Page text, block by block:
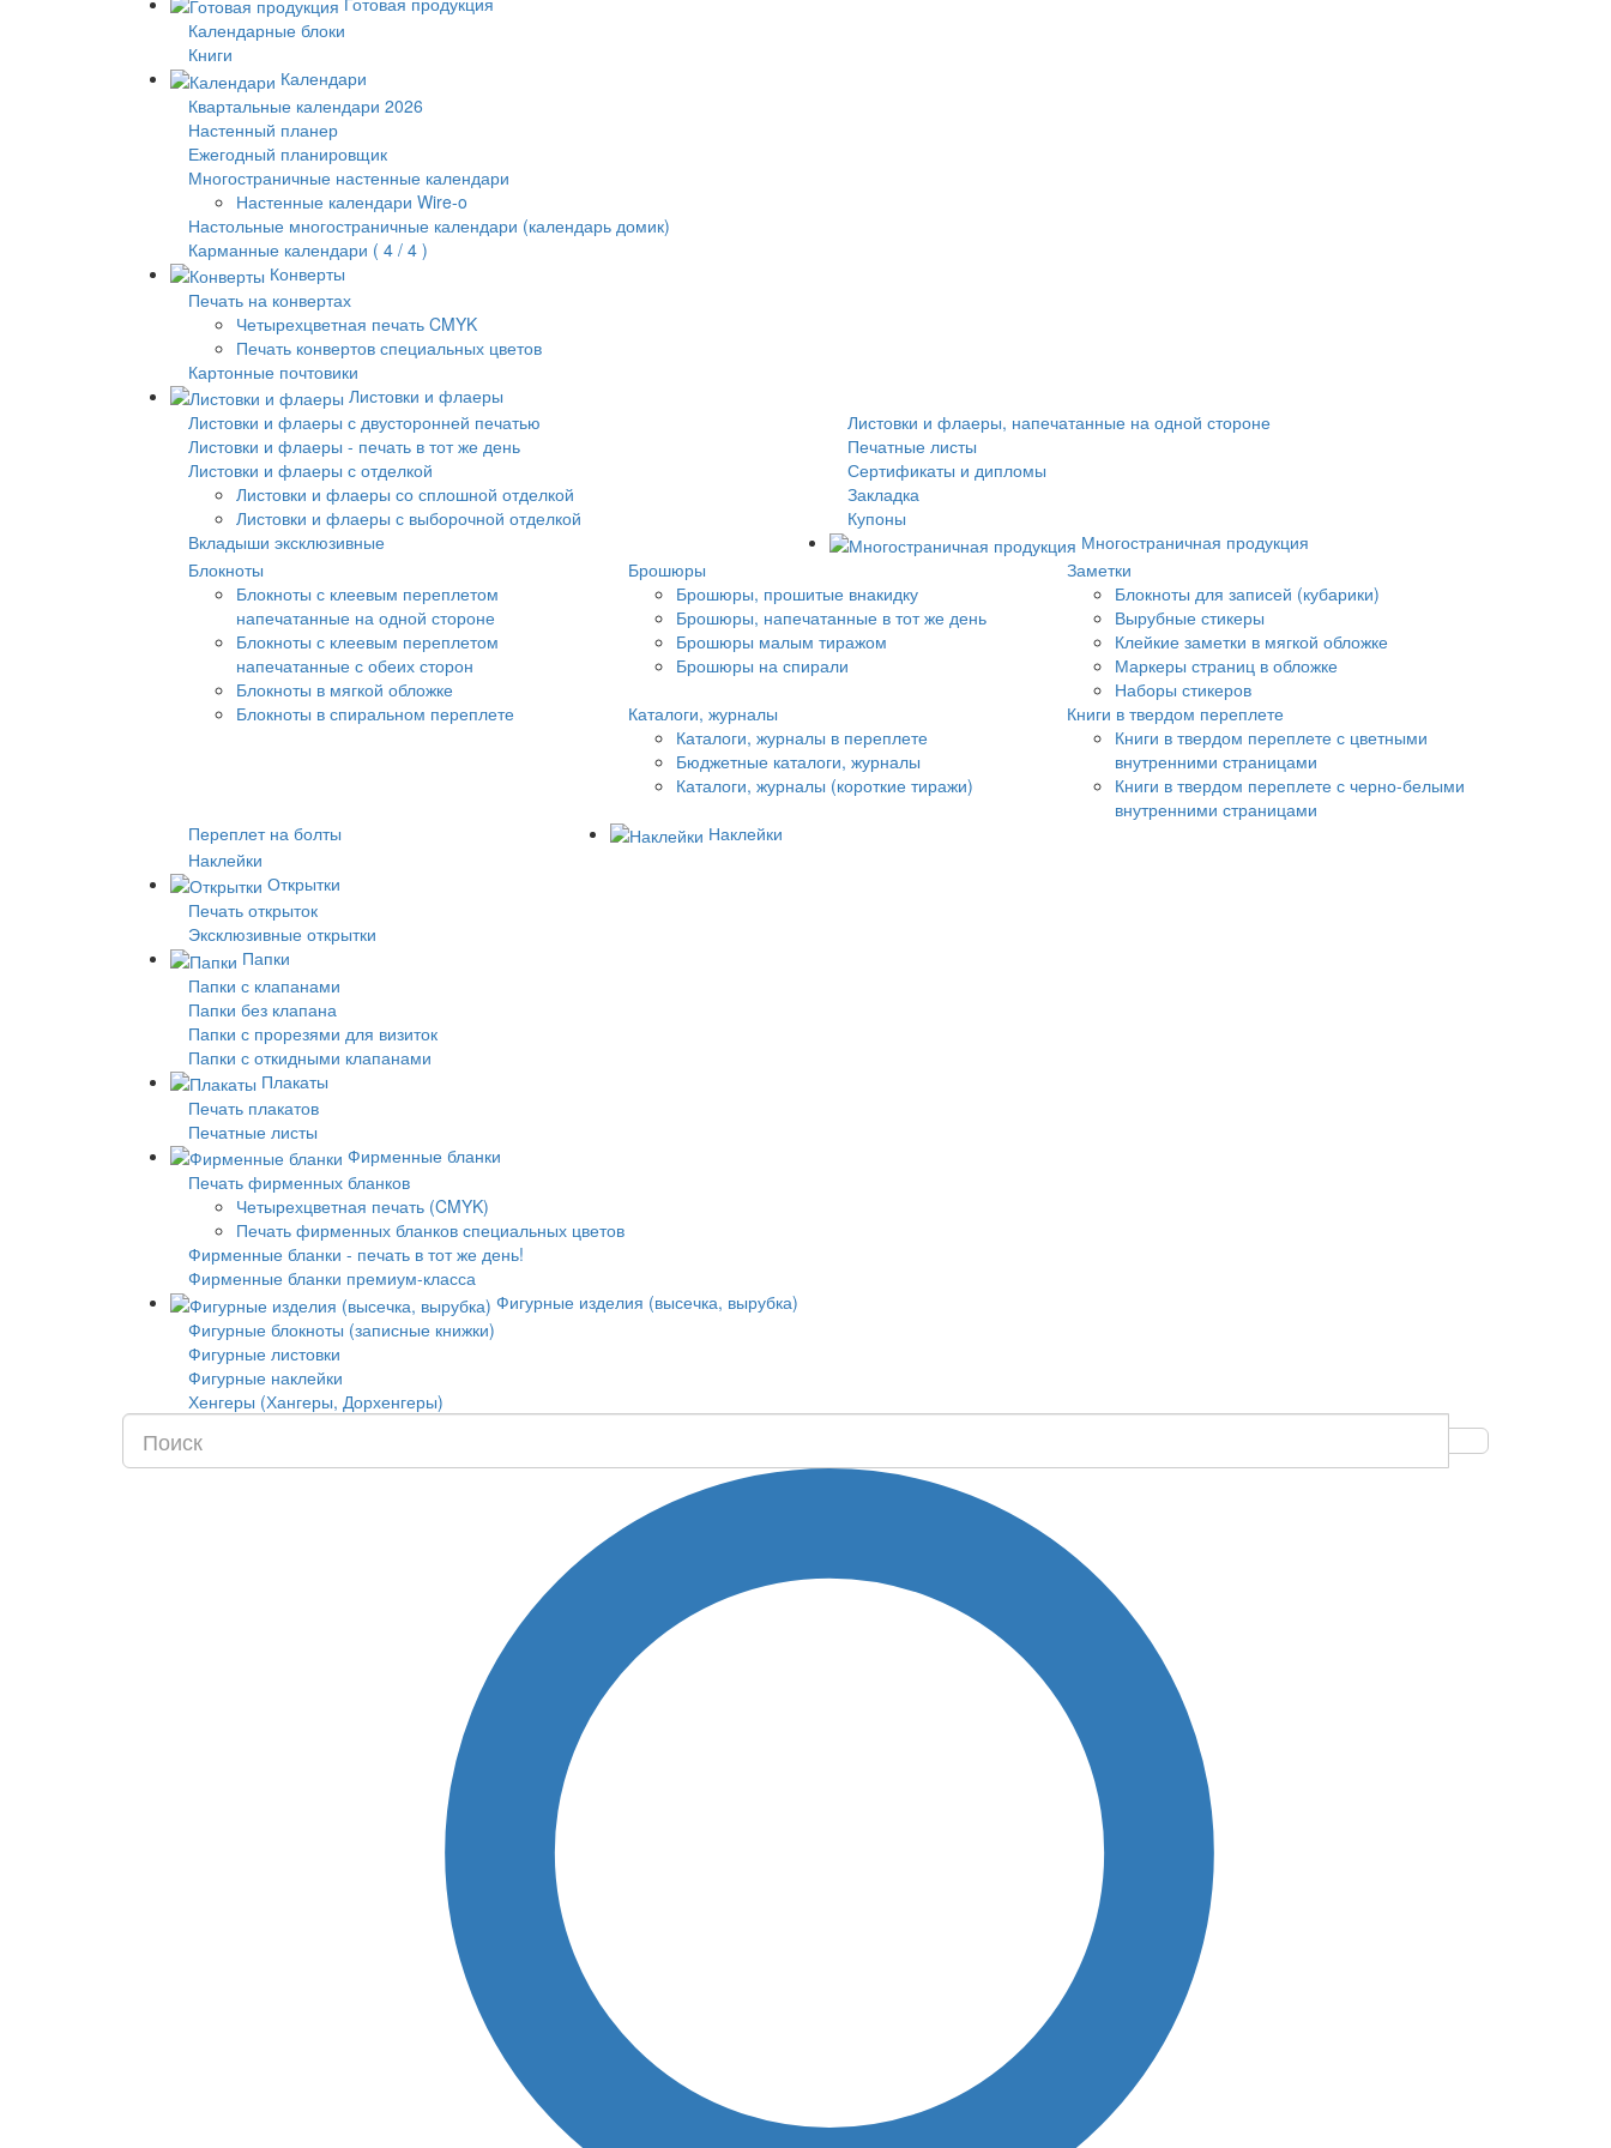
Календарные блоки
Книги
Календари
Квартальные календари 2026
Настенный планер
Ежегодный планировщик
Многостраничные настенные календари
Настенные календари Wire-o
Настольные многостраничные календари (календарь домик)
Карманные календари ( 4 / 4 )
Конверты
Печать на конвертах
Четырехцветная печать CMYK
Печать конвертов специальных цветов
Картонные почтовики
Листовки и флаеры
Листовки и флаеры с двусторонней печатью
Листовки и флаеры, напечатанные на одной стороне
Листовки и флаеры - печать в тот же день
Печатные листы
Листовки и флаеры с отделкой
Листовки и флаеры со сплошной отделкой
Листовки и флаеры с выборочной отделкой
Сертификаты и дипломы
Закладка
Купоны
Вкладыши эксклюзивные
Многостраничная продукция
Блокноты
Блокноты с клеевым переплетом
напечатанные на одной стороне
Блокноты с клеевым переплетом
напечатанные с обеих сторон
Блокноты в мягкой обложке
Блокноты в спиральном переплете
Брошюры
Брошюры, прошитые внакидку
Брошюры, напечатанные в тот же день
Брошюры малым тиражом
Брошюры на спирали
Заметки
Блокноты для записей (кубарики)
Вырубные стикеры
Клейкие заметки в мягкой обложке
Маркеры страниц в обложке
Наборы стикеров
Каталоги, журналы
Каталоги, журналы в переплете
Бюджетные каталоги, журналы
Каталоги, журналы (короткие тиражи)
Книги в твердом переплете
Книги в твердом переплете с цветными
внутренними страницами
Книги в твердом переплете с черно-белыми
внутренними страницами
Переплет на болты
Наклейки
Наклейки
Открытки
Печать открыток
Эксклюзивные открытки
Папки
Папки с клапанами
Папки без клапана
Папки с прорезями для визиток
Папки с откидными клапанами
Плакаты
Печать плакатов
Печатные листы
Фирменные бланки
Печать фирменных бланков
Четырехцветная печать (CMYK)
Печать фирменных бланков специальных цветов
Фирменные бланки - печать в тот же день!
Фирменные бланки премиум-класса
Фигурные изделия (высечка, вырубка)
Фигурные блокноты (записные книжки)
Фигурные листовки
Фигурные наклейки
Хенгеры (Хангеры, Дорхенгеры)